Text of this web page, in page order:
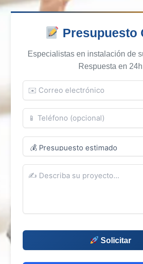
Presupuesto
Especialistas en instalación de
Respuesta en 24h
Solicitar